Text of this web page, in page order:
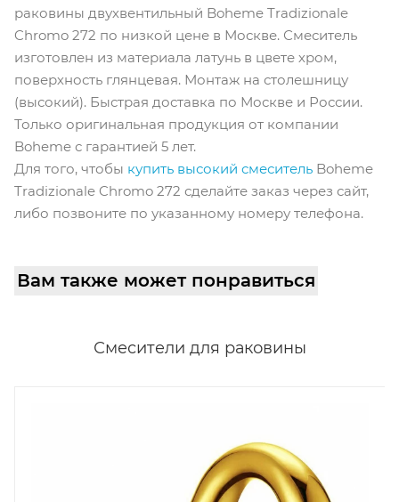
раковины двухвентильный Boheme Tradizionale
Chromo 272 по низкой цене в Москве. Смеситель
изготовлен из материала латунь в цвете хром,
поверхность глянцевая. Монтаж на столешницу
(высокий). Быстрая доставка по Москве и России.
Только оригинальная продукция от компании
Boheme с гарантией 5 лет.
Для того, чтобы купить высокий смеситель Boheme
Tradizionale Chromo 272 сделайте заказ через сайт,
либо позвоните по указанному номеру телефона.
Вам также может понравиться
Смесители для раковины